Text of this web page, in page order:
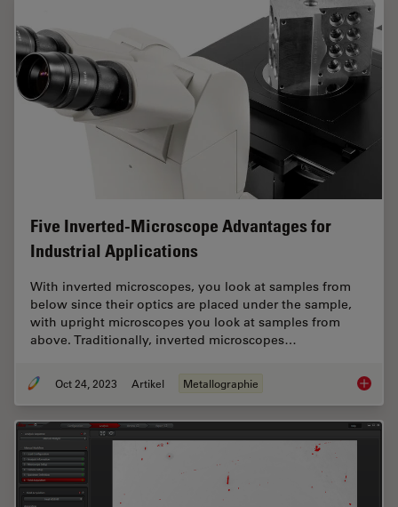
Five Inverted-Microscope Advantages for
Industrial Applications
With inverted microscopes, you look at samples from
below since their optics are placed under the sample,
with upright microscopes you look at samples from
above. Traditionally, inverted microscopes…
Oct 24, 2023 Artikel Metallographie Five